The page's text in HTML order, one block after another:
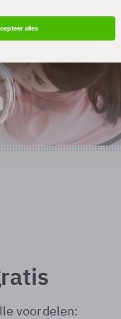
voordelen: